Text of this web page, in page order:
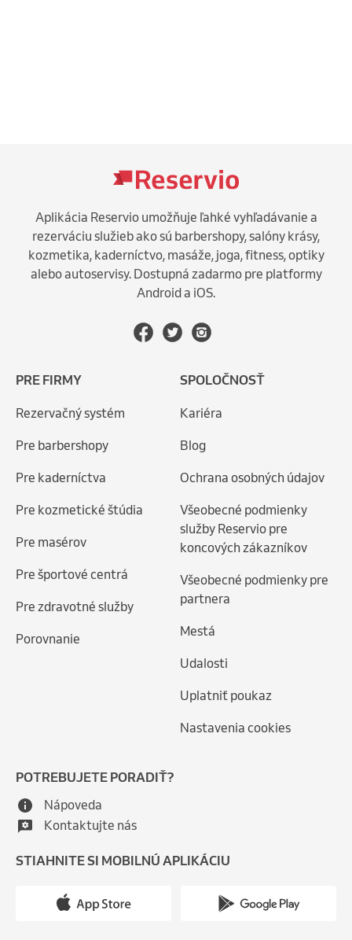
Aplikácia Reservio umožňuje ľahké vyhľadávanie a
rezerváciu služieb ako sú barbershopy, salóny krásy,
kozmetika, kaderníctvo, masáže, joga, fitness, optiky
alebo autoservisy. Dostupná zadarmo pre platformy
Android a iOS.
PRE FIRMY
Rezervačný systém
Pre barbershopy
Pre kaderníctva
Pre kozmetické štúdia
Pre masérov
Pre športové centrá
Pre zdravotné služby
Porovnanie
SPOLOČNOSŤ
Kariéra
Blog
Ochrana osobných údajov
Všeobecné podmienky
služby Reservio pre
koncových zákazníkov
Všeobecné podmienky pre
partnera
Mestá
Udalosti
Uplatniť poukaz
Nastavenia cookies
POTREBUJETE PORADIŤ?
Nápoveda
Kontaktujte nás
STIAHNITE SI MOBILNÚ APLIKÁCIU